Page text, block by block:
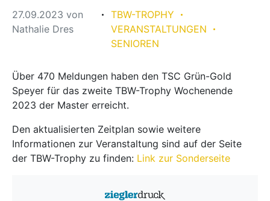
27.09.2023 von
Nathalie Dres
TBW-TROPHY
VERANSTALTUNGEN
SENIOREN
Über 470 Meldungen haben den TSC Grün-Gold
Speyer für das zweite TBW-Trophy Wochenende
2023 der Master erreicht.
Den aktualisierten Zeitplan sowie weitere
Informationen zur Veranstaltung sind auf der Seite
der TBW-Trophy zu finden: Link zur Sonderseite